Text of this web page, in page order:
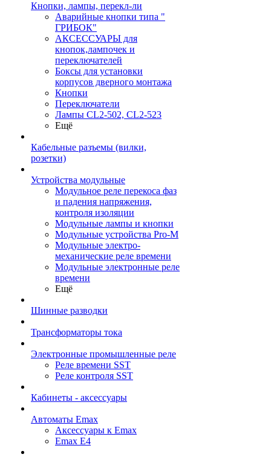
Кнопки, лампы, перекл-ли
Аварийные кнопки типа "
ГРИБОК"
АКСЕССУАРЫ для
кнопок,лампочек и
переключателей
Боксы для установки
корпусов дверного монтажа
Кнопки
Переключатели
Лампы CL2-502, CL2-523
Ещё
Кабельные разъемы (вилки,
розетки)
Устройства модульные
Модульное реле перекоса фаз
и падения напряжения,
контроля изоляции
Модульные лампы и кнопки
Модульные устройства Pro-M
Модульные электро-
механические реле времени
Модульные электронные реле
времени
Ещё
Шинные разводки
Трансформаторы тока
Электронные промышленные реле
Реле времени SST
Реле контроля SST
Кабинеты - аксессуары
Автоматы Emax
Аксессуары к Emax
Emax E4